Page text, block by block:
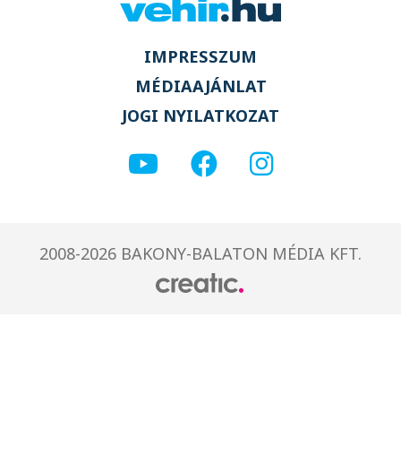
IMPRESSZUM
MÉDIAAJÁNLAT
JOGI NYILATKOZAT
2008-2026 BAKONY-BALATON MÉDIA KFT.